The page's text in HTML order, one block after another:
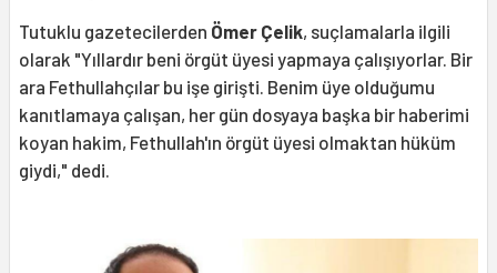
Tutuklu gazetecilerden Ömer Çelik, suçlamalarla ilgili
olarak "Yıllardır beni örgüt üyesi yapmaya çalışıyorlar. Bir
ara Fethullahçılar bu işe girişti. Benim üye olduğumu
kanıtlamaya çalışan, her gün dosyaya başka bir haberimi
koyan hakim, Fethullah'ın örgüt üyesi olmaktan hüküm
giydi," dedi.